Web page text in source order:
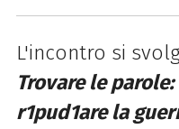
L'incontro si
Trovare le
r1pud1are la